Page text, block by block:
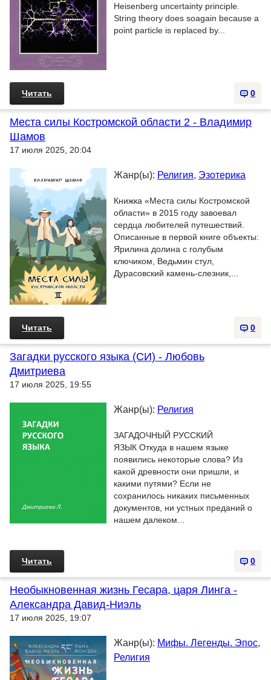
Heisenberg uncertainty principle.
String theory does soagain because a
point particle is replaced by...
0
Читать
Места силы Костромской области 2 - Владимир
Шамов
17 июля 2025, 20:04
Жанр(ы): Религия, Эзотерика
Книжка «Места силы Костромской
области» в 2015 году завоевал
сердца любителей путешествий.
Описанные в первой книге объекты:
Ярилина долина с голубым
ключиком, Ведьмин стул,
Дурасовский камень-слезник,...
0
Читать
Загадки русского языка (СИ) - Любовь
Дмитриева
17 июля 2025, 19:55
Жанр(ы): Религия
ЗАГАДОЧНЫЙ РУССКИЙ
ЯЗЫК Откуда в нашем языке
появились некоторые слова? Из
какой древности они пришли, и
какими путями? Если не
сохранилось никаких письменных
документов, ни устных преданий о
нашем далеком...
0
Читать
Необыкновенная жизнь Гесара, царя Линга -
Александра Давид-Ниэль
17 июля 2025, 19:07
Жанр(ы): Мифы. Легенды. Эпос,
Религия